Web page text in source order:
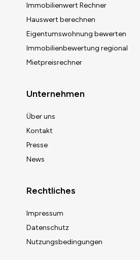
Immobilienwert Rechner
Hauswert berechnen
Eigentumswohnung bewerten
Immobilienbewertung regional
Mietpreisrechner
Unternehmen
Über uns
Kontakt
Presse
News
Rechtliches
Impressum
Datenschutz
Nutzungsbedingungen